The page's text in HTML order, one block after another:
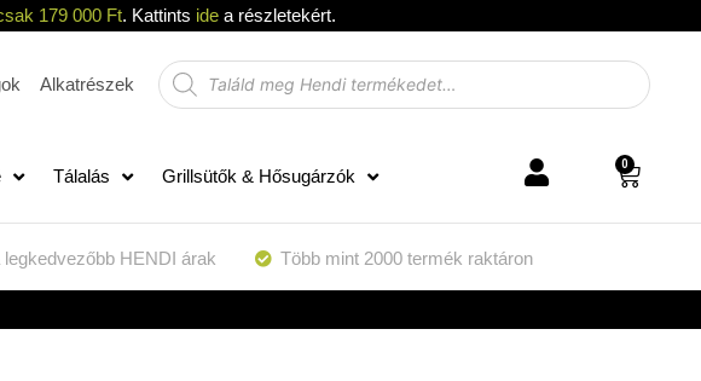
179 000 Ft. Kattints idea részletekért.
Alkatrészek
Tálalás Grillsütők & Hősugárzók
0
legkedvezőbb HENDI árak Több mint 2000 termék raktáron